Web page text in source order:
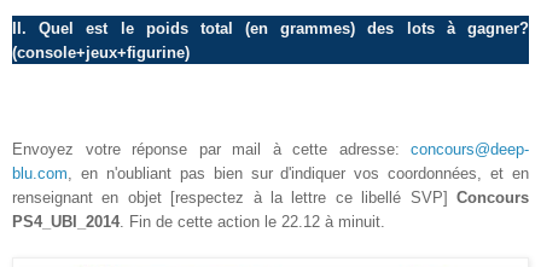
II. Quel est le poids total (en grammes) des lots à gagner?
(console+jeux+figurine)
Envoyez votre réponse par mail à cette adresse: concours@deep-
blu.com , en n'oubliant pas bien sur d'indiquer vos coordonnées, et en
renseignant en objet [respectez à la lettre ce libellé SVP] Concours
PS4_UBI_2014. Fin de cette action le 22.12 à minuit.